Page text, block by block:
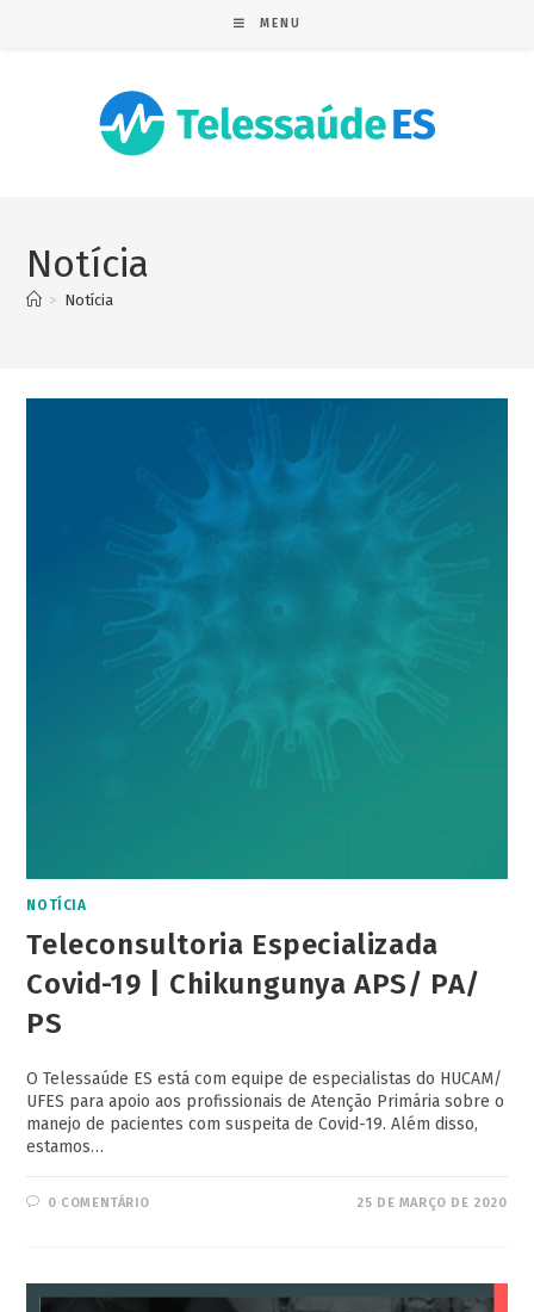
MENU
Notícia
> Notícia
NOTÍCIA
Teleconsultoria Especializada
Covid-19 | Chikungunya APS/ PA/
PS
O Telessaúde ES está com equipe de especialistas do HUCAM/
UFES para apoio aos profissionais de Atenção Primária sobre o
manejo de pacientes com suspeita de Covid-19. Além disso,
estamos…
0 COMENTÁRIO 25 DE MARÇO DE 2020